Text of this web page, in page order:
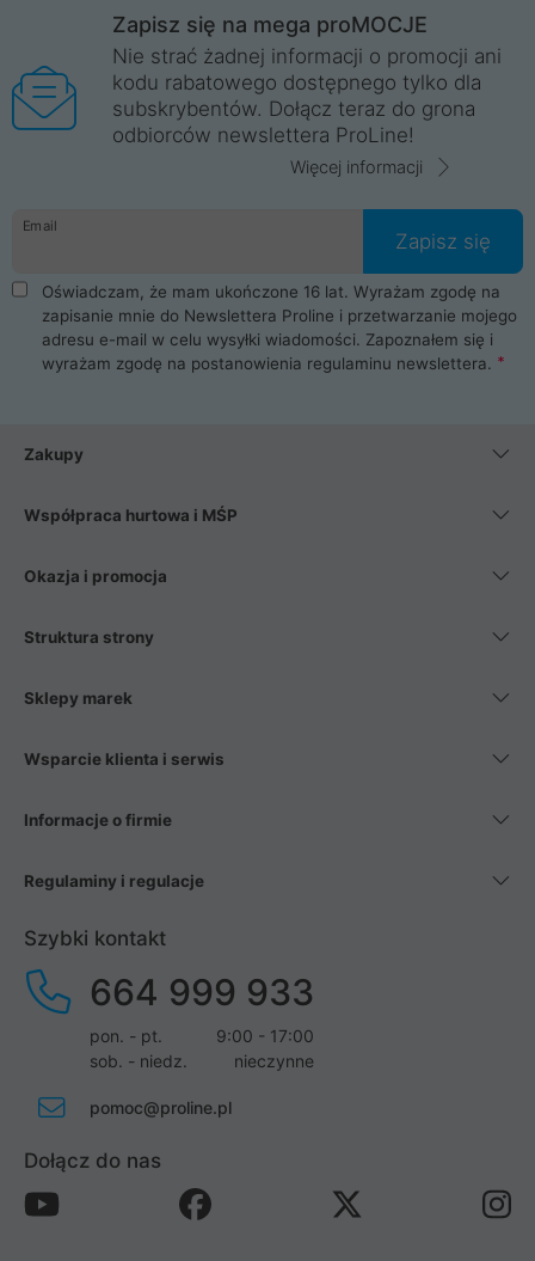
Wrocław, Poznań, Legnica, Katowice, Gliwice, Kalisz, Bytom,
Trzebnica, Opole. Szybka i profesjonalna obsługa!
ProLine to polska firma ze 100% polskim kapitałem. Działamy
legalnie i płacimy podatki w naszym kraju! Posiadamy siedzibę
główną w Mirkowie oraz salony na terenie kraju. Cała
komunikacja ze sklepem komputerowym ProLine jest
danych osobowych. Dlatego zakup notebooka albo laptopa w
ProLine to czysta przyjemność i pełne bezpieczeństwo.
Zaopatrzysz się u nas w akcesoria i części komputerowe
takie jak procesory, karty graficzne, płyty główne, pamięci,
dyski SSD, M.2 oraz HDD. Nasi pracownicy pomogą Ci wybrać
najlepszy zasilacz komputerowy oraz obudowę do komputera.
Poza komputerami mamy również najlepsze na rynku
Smartfony takich producentów jak Xiaomi, Apple, Samsung i
wentylatory. Na koniec mając już to wszystko, możesz
Zapisz się na mega proMOCJE
Nie strać żadnej informacji o promocji ani
kodu rabatowego dostępnego tylko dla
subskrybentów. Dołącz teraz do grona
odbiorców newslettera ProLine!
Więcej informacji
Email
Zapisz się
Oświadczam, że mam ukończone 16 lat. Wyrażam zgodę na
zapisanie mnie do Newslettera Proline i przetwarzanie mojego
adresu e-mail w celu wysyłki wiadomości. Zapoznałem się i
wyrażam zgodę na postanowienia regulaminu newslettera.
Zakupy
Współpraca hurtowa i MŚP
Okazja i promocja
Struktura strony
Sklepy marek
Wsparcie klienta i serwis
Informacje o firmie
Regulaminy i regulacje
Szybki kontakt
664 999 933
pon. - pt.
9:00 - 17:00
sob. - niedz.
nieczynne
pomoc@proline.pl
Dołącz do nas